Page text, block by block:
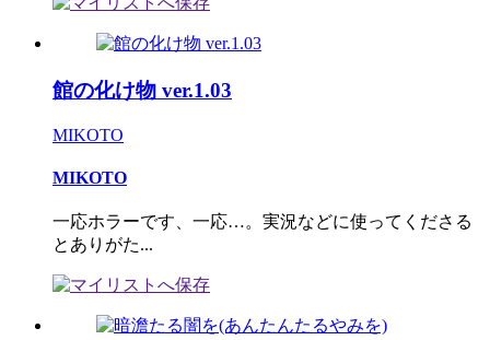
館の化け物 ver.1.03
MIKOTO
MIKOTO
一応ホラーです、一応…。実況などに使ってくださる
とありがた...